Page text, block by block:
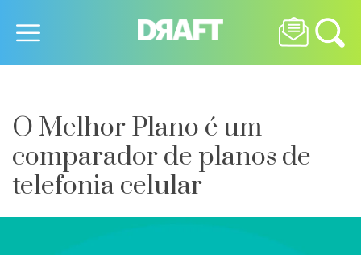
O Melhor Plano é um
comparador de planos de
telefonia celular